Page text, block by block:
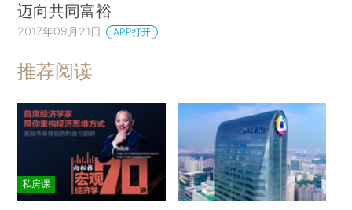
迈向共同富裕
2017年09月21日 APP打开
推荐阅读
私房课